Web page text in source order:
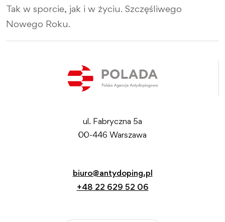
Tak w sporcie, jak i w życiu. Szczęśliwego
Nowego Roku.
ul. Fabryczna 5a
00-446 Warszawa
biuro@antydoping.pl
+48 22 629 52 06